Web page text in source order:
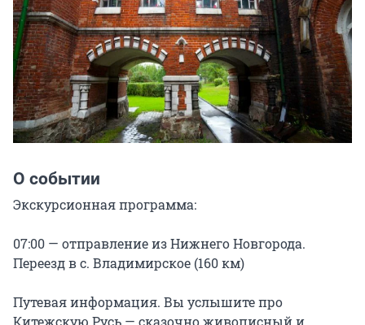
О событии
Экскурсионная программа:
07:00 — отправление из Нижнего Новгорода.
Переезд в с. Владимирское (160 км)
Путевая информация. Вы услышите про
Китежскую Русь — сказочно живописный и